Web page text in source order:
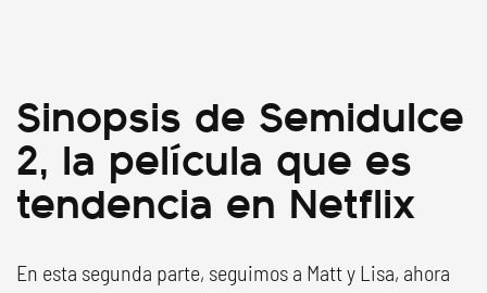
Sinopsis de Semidulce
2, la película que es
tendencia en Netflix
En esta segunda parte, seguimos a Matt y Lisa, ahora